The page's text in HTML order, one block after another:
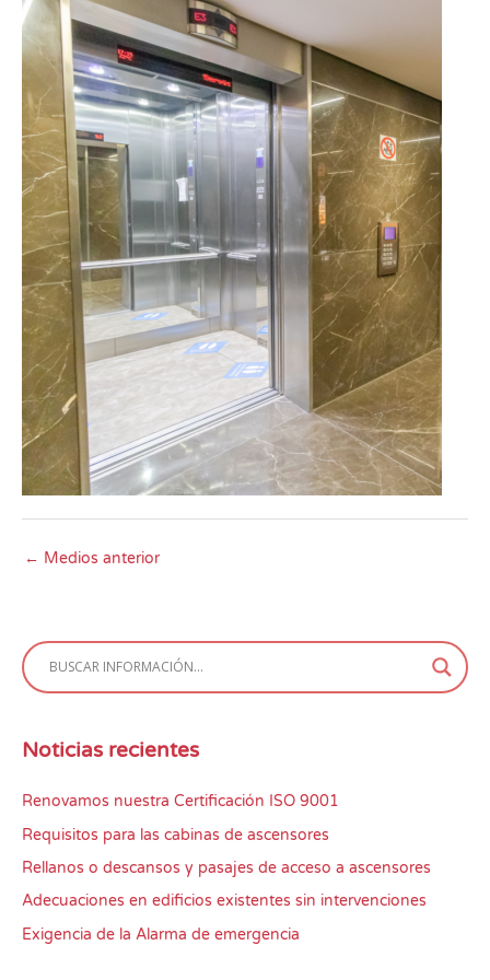
← Medios anterior
Noticias recientes
Renovamos nuestra Certificación ISO 9001
Requisitos para las cabinas de ascensores
Rellanos o descansos y pasajes de acceso a ascensores
Adecuaciones en edificios existentes sin intervenciones
Exigencia de la Alarma de emergencia